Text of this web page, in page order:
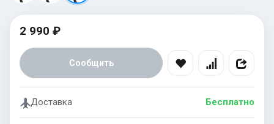
2 990 ₽
Сообщить
Доставка Бесплатно